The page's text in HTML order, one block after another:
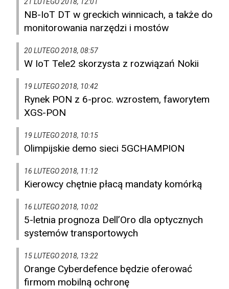
NB-IoT DT w greckich winnicach, a także do
monitorowania narzędzi i mostów
20 LUTEGO 2018, 08:57
W IoT Tele2 skorzysta z rozwiązań Nokii
19 LUTEGO 2018, 10:42
Rynek PON z 6-proc. wzrostem, faworytem
XGS-PON
19 LUTEGO 2018, 10:15
Olimpijskie demo sieci 5GCHAMPION
16 LUTEGO 2018, 11:12
Kierowcy chętnie płacą mandaty komórką
16 LUTEGO 2018, 10:02
5-letnia prognoza Dell’Oro dla optycznych
systemów transportowych
15 LUTEGO 2018, 13:22
Orange Cyberdefence będzie oferować
firmom mobilną ochronę